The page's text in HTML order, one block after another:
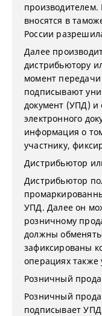
производителем.
вносятся в
России
Далее
дистрибьютору
момент передачи
подписывают
документ (УПД) и
электронного
информация о
участнику,
Дистрибьютор
Дистрибьютор
УПД. Далее он
розничному
должны
зафиксированы
операциях также
Розничный
Розничный
подписывает